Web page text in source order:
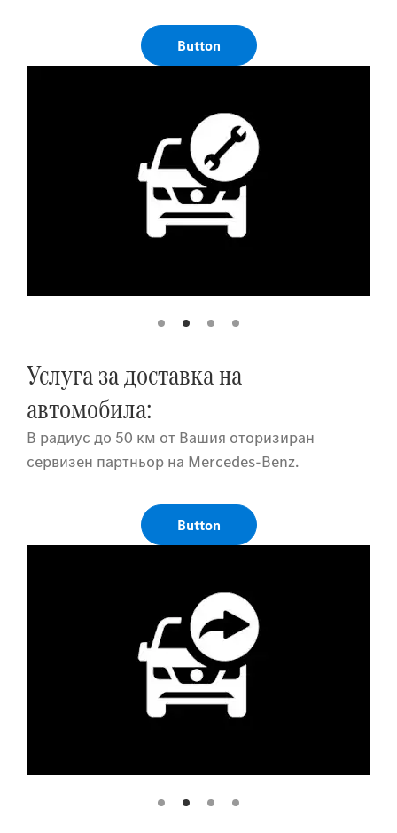
Button
Услуга за доставка на
автомобила:
В радиус до 50 км от Вашия оторизиран
сервизен партньор на Mercedes-Benz.
Button